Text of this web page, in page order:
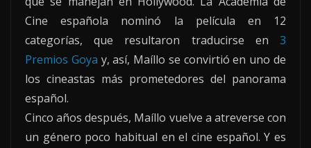
Cine española nominó la película en 12
categorías, que resultaron traducirse en 3
Premios Goya y, así, Maíllo se convirtió en uno de
los cineastas más prometedores del panorama
español.
Cinco años después, Maíllo vuelve a atreverse con
un género poco habitual en el cine español. Y es